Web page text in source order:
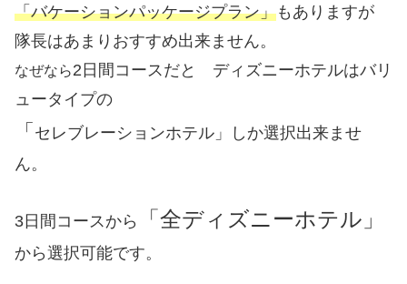
「バケーションパッケージプラン」もありますが
隊長はあまりおすすめ出来ません。
なぜなら2日間コースだと ディズニーホテルはバリ
ュータイプの
「 セレブレーションホテル」
しか選択出来ませ
ん。
3日間コースから 「全ディズニーホテル」
から選択可能です。